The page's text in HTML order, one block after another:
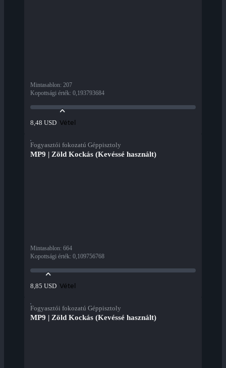
Mintasablon: 207
Kopottsági érték: 0,193793684
8,48 USD Vétel
Fogyasztói fokozatú Géppisztoly
MP9 | Zöld Kockás (Kevéssé használt)
Mintasablon: 664
Kopottsági érték: 0,109756768
8,85 USD Vétel
Fogyasztói fokozatú Géppisztoly
MP9 | Zöld Kockás (Kevéssé használt)